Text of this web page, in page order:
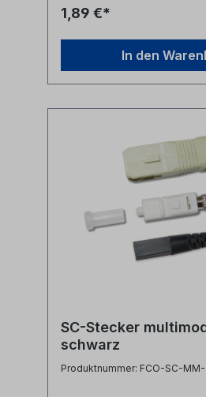
1,89 €*
In den
SC-Stecker
schwarz
Produktnummer: FCO-SC-MM-